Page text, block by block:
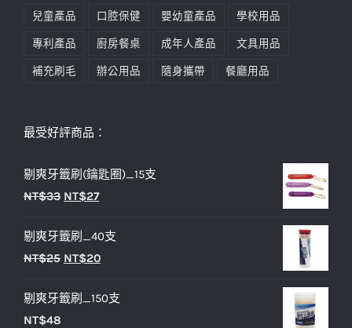
兒童產品 口腔保健 嬰幼童產品 學校用品
專利產品 廚房餐桌 成年人產品 文具用品
補充刷毛 辦公用品 隨身攜帶 餐廳用品
最受好評商品：
剔爽牙籤刷(鑰匙圈)_15支
NT$33 原
價
格：
NT$27目
價
格：
剔爽牙籤刷_40支
NT$25 原
價
NT$20目
價
剔爽牙籤刷_150支
NT$48